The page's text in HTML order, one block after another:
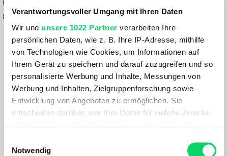
Verantwortungsvoller Umgang mit Ihren Daten
Wir und unsere 1022 Partner verarbeiten Ihre
persönlichen Daten, wie z. B. Ihre IP-Adresse, mithilfe
von Technologien wie Cookies, um Informationen auf
Ihrem Gerät zu speichern und darauf zuzugreifen und so
personalisierte Werbung und Inhalte, Messungen von
Werbung und Inhalten, Zielgruppenforschung sowie
Entwicklung von Angeboten zu ermöglichen. Sie
entscheiden darüber, wer Ihre Daten für welche Zwecke
Trigger Symbol ändern oder widerrufen
Notwendig
Wähle eine Variante aus, um die Verfügbarkeit in unseren Filialen
anzuzeigen
Du hast eine Frage?
Wir rufen dich an und beraten dich gerne.
BESCHREIBUNG
Die Pedroc Light Durastretch Hose besteht aus unserem
angenehmen Tragekomfort haben wir an Stellen, an denen